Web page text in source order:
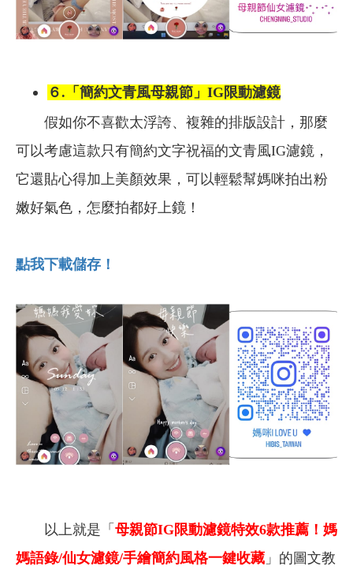
６.「簡約文青風母親節」IG限動濾鏡
假如你不喜歡太浮誇、複雜的排版設計，那麼
可以考慮這款只有簡約文字祝福的文青風IG濾鏡，
它還貼心得加上美顏效果，可以輕鬆幫媽咪拍出粉
嫩好氣色，怎麼拍都好上鏡！
點我下載儲存！
以上就是「 母親節IG限動濾鏡特效6款推薦！媽
媽語錄/仙女濾鏡/手繪簡約風格一鍵收藏 」的圖文教